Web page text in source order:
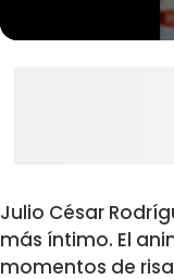
Julio César
más íntimo. El
momentos de